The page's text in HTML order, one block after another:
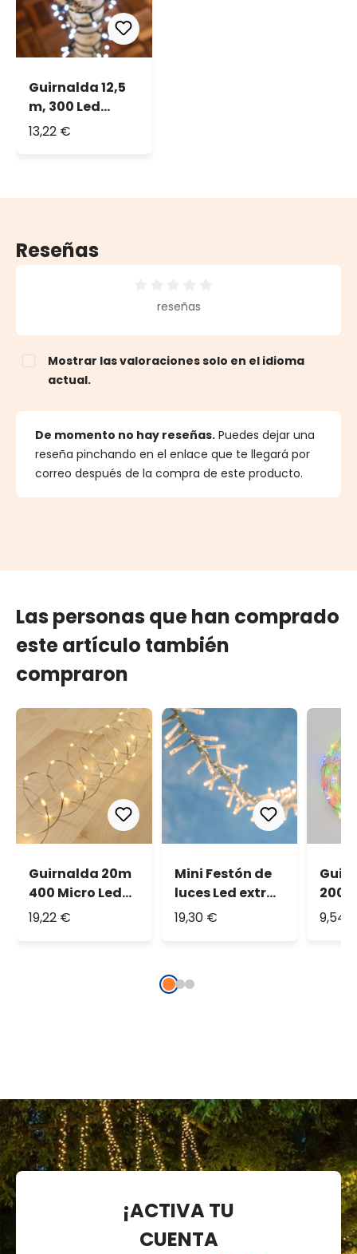
Guirnalda 12,5
m, 300 Led
blanco frío
13,22 €
Reseñas
Calificación promedio de 0 de 5 estrellas
reseñas
Mostrar las valoraciones solo en el idioma
actual.
De momento no hay reseñas. Puedes dejar una
reseña pinchando en el enlace que te llegará por
correo después de la compra de este producto.
Las personas que han comprado
este artículo también
compraron
Guirnalda 20m
400 Micro Led
cálido
19,22 €
Mini Festón de
luces Led extra
cálido 15m
19,30 €
200
de
9,54
¡ACTIVA TU
CUENTA